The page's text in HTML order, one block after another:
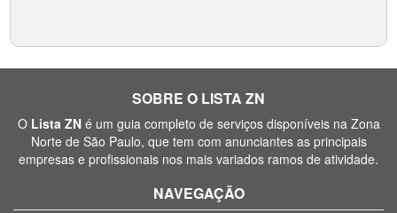
SOBRE O LISTA ZN
O Lista ZNé um guia completo de serviços disponíveis na Zona
Norte de São Paulo, que tem com anunciantes as principais
empresas e profissionais nos mais variados ramos de atividade.
NAVEGAÇÃO